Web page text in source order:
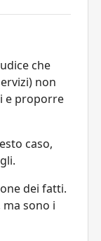
che
non
e proporre
caso,
dei fatti.
sono i